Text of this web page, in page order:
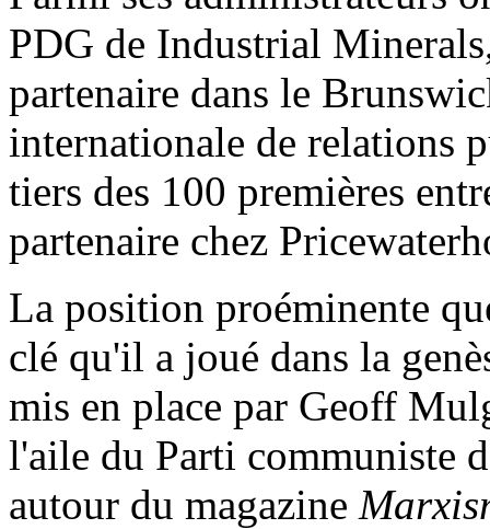
PDG de Industrial
partenaire dans le
internationale de relations
tiers des 100 premières
partenaire chez
La position proéminente
clé qu'il a joué dans la
mis en place par Geoff
l'aile du Parti communiste
autour du magazine